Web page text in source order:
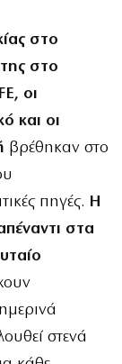
στο
στο
οι
και οι
βρέθηκαν στο
πηγές. Η
στα
στενά